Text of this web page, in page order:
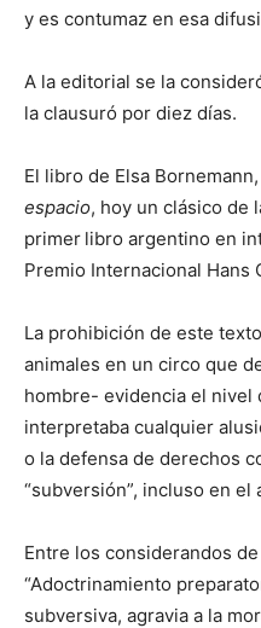
y es contumaz en esa
A la editorial se la
la clausuró por diez días.
El libro de Elsa Bornemann,
espacio, hoy un clásico de
primer libro argentino en
Premio Internacional Hans
La prohibición de este
animales en un circo que
hombre- evidencia el nivel
interpretaba cualquier
o la defensa de derechos
“subversión”, incluso en
Entre los considerandos
“Adoctrinamiento
subversiva, agravia a la